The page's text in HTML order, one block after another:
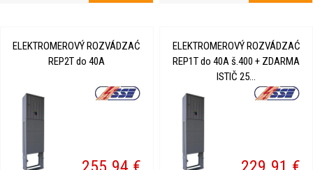
ELEKTROMEROVÝ ROZVÁDZAĆ
REP2T do 40A
ELEKTROMEROVÝ ROZVÁDZAĆ
REP1T do 40A š.400 + ZDARMA
ISTIČ 25...